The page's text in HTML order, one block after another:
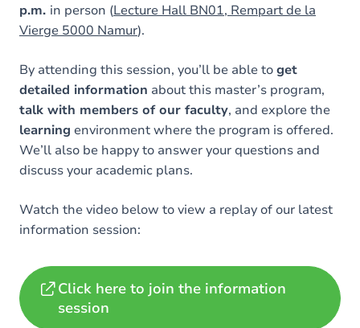
p.m. in person (Lecture Hall BN01, Rempart de la
Vierge 5000 Namur).
By attending this session, you’ll be able toget
detailed information about this master’s program,
talk with members of our faculty, and explore the
learning environment where the program is offered.
We’ll also be happy to answer your questions and
discuss your academic plans.
Watch the video below to view a replay of our latest
information session:
Click here to join the information
session